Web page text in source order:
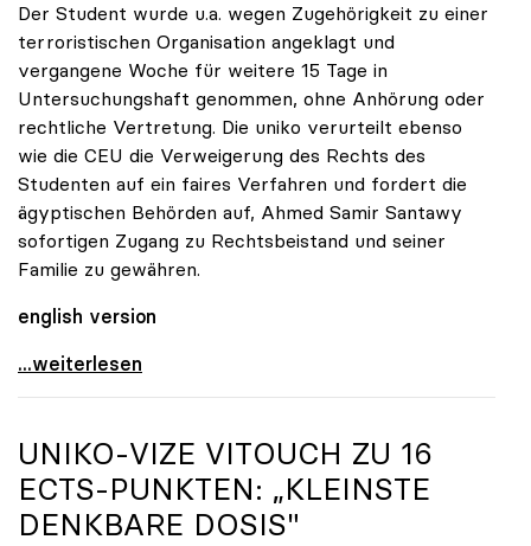
Der Student wurde u.a. wegen Zugehörigkeit zu einer
terroristischen Organisation angeklagt und
vergangene Woche für weitere 15 Tage in
Untersuchungshaft genommen, ohne Anhörung oder
rechtliche Vertretung. Die uniko verurteilt ebenso
wie die CEU die Verweigerung des Rechts des
Studenten auf ein faires Verfahren und fordert die
ägyptischen Behörden auf, Ahmed Samir Santawy
sofortigen Zugang zu Rechtsbeistand und seiner
Familie zu gewähren.
english version
uniko fordert Freilassung und faires Verfahren für
...weiterlesen
UNIKO-VIZE VITOUCH ZU 16
ECTS-PUNKTEN: „KLEINSTE
DENKBARE DOSIS"